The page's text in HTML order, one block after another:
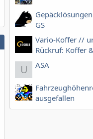
GS
Vario-Koffer //
Rückruf: Koffer
U ASA
ausgefallen